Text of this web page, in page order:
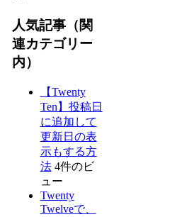
人気記事（関
連カテゴリー
内）
【Twenty
Ten】投稿日
に追加して
更新日の表
示もする方
法 4件のビ
ュー
Twenty
Twelveで、